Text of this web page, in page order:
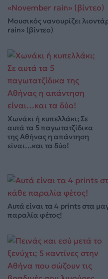
Μουσικός νανουρίζει
rain» (βίντεο)
Χωνάκι ή κυπελλάκι; Σε
αυτά τα 5 παγωτατζίδικα
της Αθήνας η απάντηση
είναι…και τα δύο!
Αυτά είναι τα 4 prints στα
παραλία φέτος!